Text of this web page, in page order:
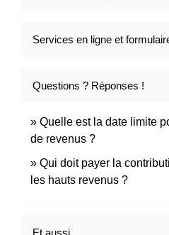
Services en ligne et
Questions ? Réponses !
Quelle est la date limite
de revenus ?
Qui doit payer la
les hauts revenus ?
Et aussi